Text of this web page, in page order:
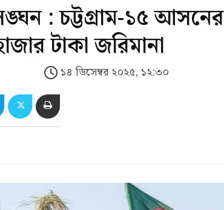
: চট্টগ্রাম-১৫ আসনের
টাকা জরিমানা
১৪ ডিসেম্বর ২০২৫, ১২:৩০